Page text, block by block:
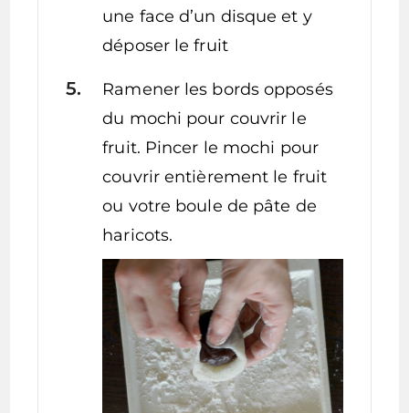
une face d’un disque et y
déposer le fruit
Ramener les bords opposés
du mochi pour couvrir le
fruit. Pincer le mochi pour
couvrir entièrement le fruit
ou votre boule de pâte de
haricots.